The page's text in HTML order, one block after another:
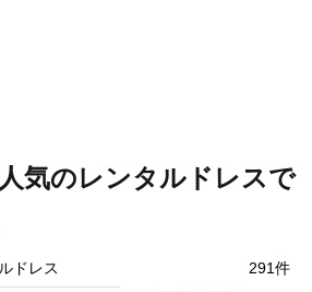
気のレンタルドレスで
ドレス 291件